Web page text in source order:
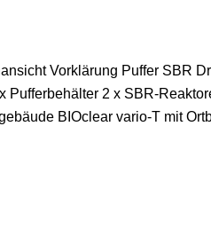
Vorklärung Puffer SBR
2 x SBR-
BIOclear vario-T mit